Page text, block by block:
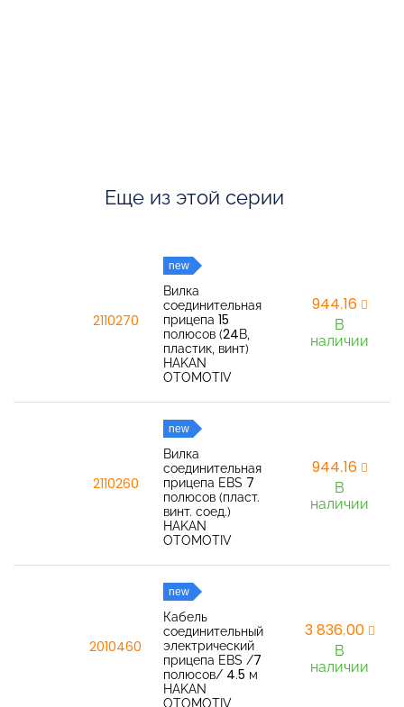
Еще из этой серии
2110270
new
Вилка
соединительная
прицепа 15
полюсов (24В,
пластик, винт)
HAKAN
OTOMOTIV
944,16
В
наличии
2110260
new
Вилка
соединительная
прицепа EBS 7
полюсов (пласт.
винт. соед.)
HAKAN
OTOMOTIV
944,16
В
наличии
2010460
new
Кабель
соединительный
электрический
прицепа EBS /7
полюсов/ 4.5 м
HAKAN
OTOMOTIV
3 836,00
В
наличии